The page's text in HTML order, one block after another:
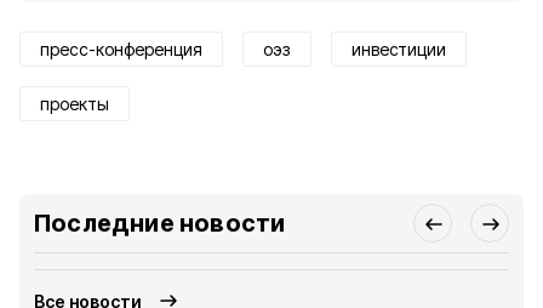
пресс-конференция оэз инвестиции
проекты
Последние новости
Все новости